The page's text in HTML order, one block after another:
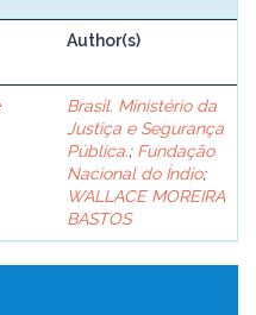
Author(s)
Brasil. Ministério da
Justiça e Segurança
Pública.; Fundação
Nacional do Índio;
WALLACE MOREIRA
BASTOS